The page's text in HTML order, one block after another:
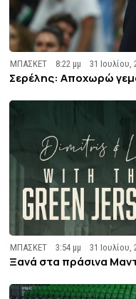
ΜΠΑΣΚΕΤ 8:22 μμ 31 Ιουλίου,
Σερέλης: Αποχωρώ
ΜΠΑΣΚΕΤ 3:54 μμ 31 Ιουλίου,
Ξανά στα πράσινα